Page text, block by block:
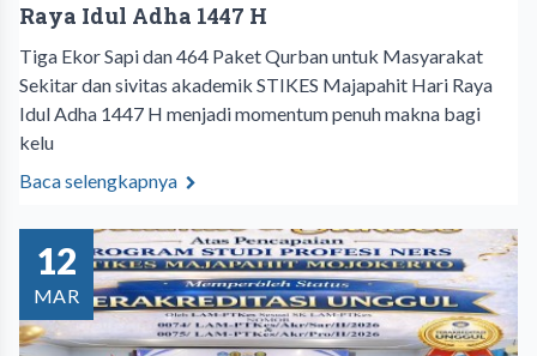
Raya Idul Adha 1447 H
Tiga Ekor Sapi dan 464 Paket Qurban untuk Masyarakat
Sekitar dan sivitas akademik STIKES Majapahit Hari Raya
Idul Adha 1447 H menjadi momentum penuh makna bagi
kelu
Baca selengkapnya
12
MAR